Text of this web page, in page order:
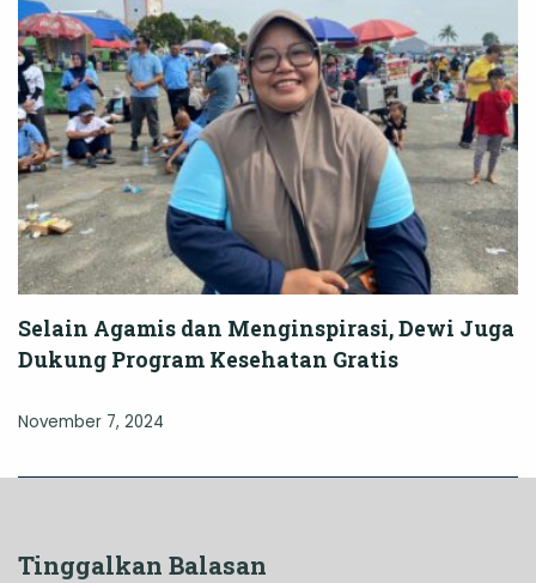
Selain Agamis dan Menginspirasi, Dewi Juga
Dukung Program Kesehatan Gratis
November 7, 2024
Tinggalkan Balasan